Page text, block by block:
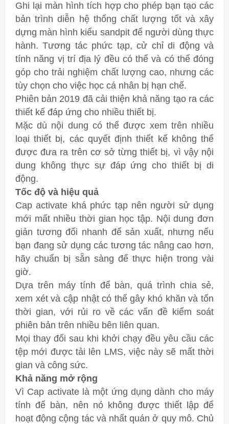
Ghi lại màn hình tích hợp cho phép bạn tạo các
bản trình diễn hệ thống chất lượng tốt và xây
dựng màn hình kiểu sandpit để người dùng thực
hành. Tương tác phức tạp, cử chỉ di động và
tính năng vị trí địa lý đều có thể và có thể đóng
góp cho trải nghiệm chất lượng cao, nhưng các
tùy chọn cho việc học cá nhân bị hạn chế.
Phiên bản 2019 đã cải thiện khả năng tạo ra các
thiết kế đáp ứng cho nhiều thiết bị.
Mặc dù nội dung có thể được xem trên nhiều
loại thiết bị, các quyết định thiết kế không thể
được đưa ra trên cơ sở từng thiết bị, vì vậy nội
dung không thực sự đáp ứng cho thiết bị di
động.
Tốc độ và hiệu quả
Cap activate khá phức tạp nên người sử dụng
mới mất nhiều thời gian học tập. Nội dung đơn
giản tương đối nhanh để sản xuất, nhưng nếu
bạn đang sử dụng các tương tác nâng cao hơn,
hãy chuẩn bị sẵn sàng để thực hiện trong vài
giờ.
Dựa trên máy tính để bàn, quá trình chia sẻ,
xem xét và cập nhật có thể gây khó khăn và tốn
thời gian, với rủi ro về các vấn đề kiểm soát
phiên bản trên nhiều bên liên quan.
Mọi thay đổi sau khi khởi chạy đều yêu cầu các
tệp mới được tải lên LMS, việc này sẽ mất thời
gian và công sức.
Khả năng mở rộng
Vì Cap activate là một ứng dụng dành cho máy
tính để bàn, nên nó không được thiết lập để
hoạt động cộng tác và nhất quán ở quy mô. Chủ